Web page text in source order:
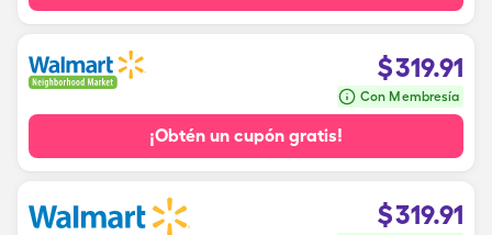
$319.91
Con Membresía
¡Obtén un cupón gratis!
$319.91